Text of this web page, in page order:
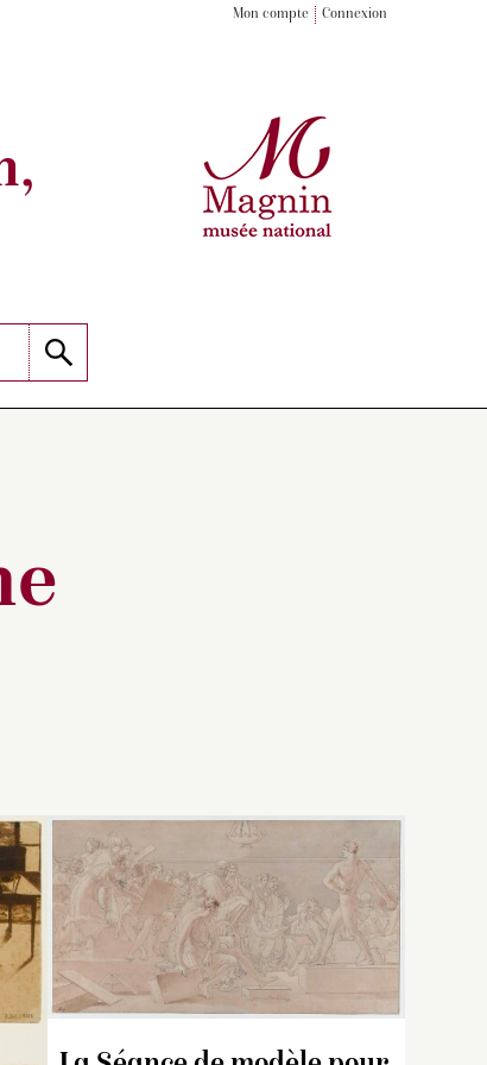
Mon compte Connexion
F. Lugt précise que la
marque (no659 a) est
extrêmement rare et
énigmatique. Elle est